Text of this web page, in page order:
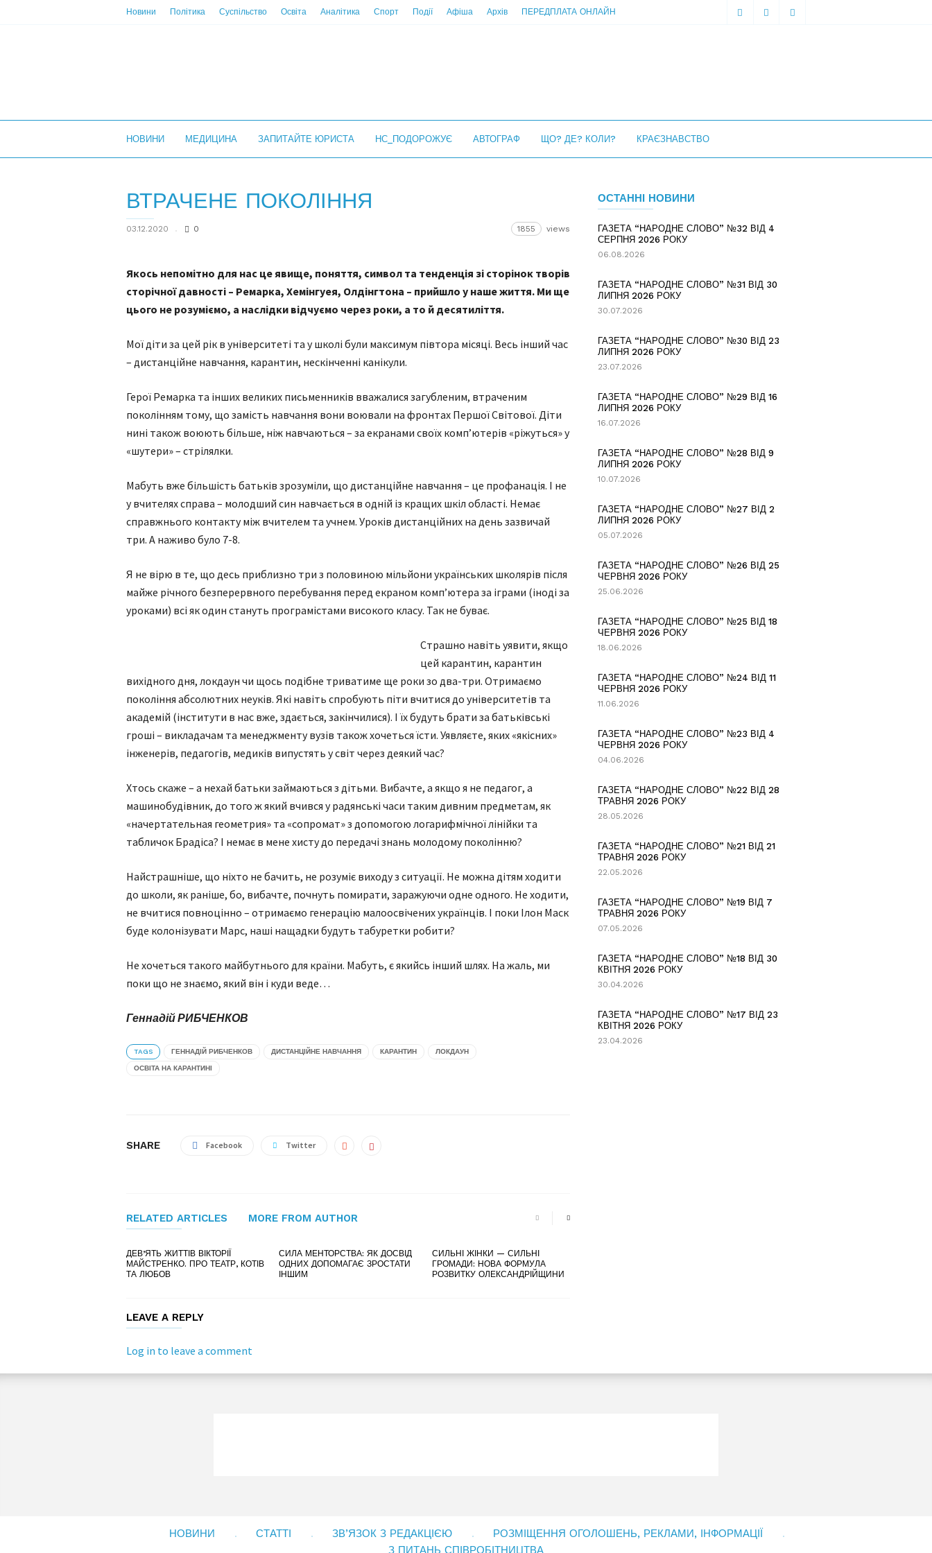
Новини Політика Суспільство Освіта Аналітика Спорт Події Афіша Архів ПЕРЕДПЛАТА ОНЛАЙН
НОВИНИ МЕДИЦИНА ЗАПИТАЙТЕ ЮРИСТА НС_ПОДОРОЖУЄ АВТОГРАФ ЩО? ДЕ? КОЛИ? КРАЄЗНАВСТВО
ВТРАЧЕНЕ ПОКОЛІННЯ
03.12.2020 0 1855 views
Якось непомітно для нас це явище, поняття, символ та тенденція зі сторінок творів
сторічної давності – Ремарка, Хемінгуея, Олдінгтона – прийшло у наше життя. Ми ще
цього не розуміємо, а наслідки відчуємо через роки, а то й десятиліття.
Мої діти за цей рік в університеті та у школі були максимум півтора місяці. Весь інший час
– дистанційне навчання, карантин, нескінченні канікули.
Герої Ремарка та інших великих письменників вважалися загубленим, втраченим
поколінням тому, що замість навчання вони воювали на фронтах Першої Світової. Діти
нині також воюють більше, ніж навчаються – за екранами своїх комп’ютерів «ріжуться» у
«шутери» – стрілялки.
Мабуть вже більшість батьків зрозуміли, що дистанційне навчання – це профанація. І не
у вчителях справа – молодший син навчається в одній із кращих шкіл області. Немає
справжнього контакту між вчителем та учнем. Уроків дистанційних на день зазвичай
три. А наживо було 7-8.
Я не вірю в те, що десь приблизно три з половиною мільйони українських школярів після
майже річного безперервного перебування перед екраном комп’ютера за іграми (іноді за
уроками) всі як один стануть програмістами високого класу. Так не буває.
Страшно навіть уявити, якщо
цей карантин, карантин
вихідного дня, локдаун чи щось подібне триватиме ще роки зо два-три. Отримаємо
покоління абсолютних неуків. Які навіть спробують піти вчитися до університетів та
академій (інститути в нас вже, здається, закінчилися). І їх будуть брати за батьківські
гроші – викладачам та менеджменту вузів також хочеться їсти. Уявляєте, яких «якісних»
інженерів, педагогів, медиків випустять у світ через деякий час?
Хтось скаже – а нехай батьки займаються з дітьми. Вибачте, а якщо я не педагог, а
машинобудівник, до того ж який вчився у радянські часи таким дивним предметам, як
«начертательная геометрия» та «сопромат» з допомогою логарифмічної лінійки та
табличок Брадіса? І немає в мене хисту до передачі знань молодому поколінню?
Найстрашніше, що ніхто не бачить, не розуміє виходу з ситуації. Не можна дітям ходити
до школи, як раніше, бо, вибачте, почнуть помирати, заражуючи одне одного. Не ходити,
не вчитися повноцінно – отримаємо генерацію малоосвічених українців. І поки Ілон Маск
буде колонізувати Марс, наші нащадки будуть табуретки робити?
Не хочеться такого майбутнього для країни. Мабуть, є якийсь інший шлях. На жаль, ми
поки що не знаємо, який він і куди веде…
Геннадій РИБЧЕНКОВ
TAGS ГЕННАДІЙ РИБЧЕНКОВ ДИСТАНЦІЙНЕ НАВЧАННЯ КАРАНТИН ЛОКДАУН
ОСВІТА НА КАРАНТИНІ
SHARE Facebook Twitter
RELATED ARTICLES MORE FROM AUTHOR
ДЕВ’ЯТЬ ЖИТТІВ ВІКТОРІЇ
МАЙСТРЕНКО. ПРО ТЕАТР, КОТІВ
ТА ЛЮБОВ
СИЛА МЕНТОРСТВА: ЯК ДОСВІД
ОДНИХ ДОПОМАГАЄ ЗРОСТАТИ
ІНШИМ
СИЛЬНІ ЖІНКИ — СИЛЬНІ
ГРОМАДИ: НОВА ФОРМУЛА
РОЗВИТКУ ОЛЕКСАНДРІЙЩИНИ
LEAVE A REPLY
Log in to leave a comment
ОСТАННІ НОВИНИ
ГАЗЕТА “НАРОДНЕ СЛОВО” №32 ВІД 4
СЕРПНЯ 2026 РОКУ
06.08.2026
ГАЗЕТА “НАРОДНЕ СЛОВО” №31 ВІД 30
ЛИПНЯ 2026 РОКУ
30.07.2026
ГАЗЕТА “НАРОДНЕ СЛОВО” №30 ВІД 23
ЛИПНЯ 2026 РОКУ
23.07.2026
ГАЗЕТА “НАРОДНЕ СЛОВО” №29 ВІД 16
ЛИПНЯ 2026 РОКУ
16.07.2026
ГАЗЕТА “НАРОДНЕ СЛОВО” №28 ВІД 9
ЛИПНЯ 2026 РОКУ
10.07.2026
ГАЗЕТА “НАРОДНЕ СЛОВО” №27 ВІД 2
ЛИПНЯ 2026 РОКУ
05.07.2026
ГАЗЕТА “НАРОДНЕ СЛОВО” №26 ВІД 25
ЧЕРВНЯ 2026 РОКУ
25.06.2026
ГАЗЕТА “НАРОДНЕ СЛОВО” №25 ВІД 18
ЧЕРВНЯ 2026 РОКУ
18.06.2026
ГАЗЕТА “НАРОДНЕ СЛОВО” №24 ВІД 11
ЧЕРВНЯ 2026 РОКУ
11.06.2026
ГАЗЕТА “НАРОДНЕ СЛОВО” №23 ВІД 4
ЧЕРВНЯ 2026 РОКУ
04.06.2026
ГАЗЕТА “НАРОДНЕ СЛОВО” №22 ВІД 28
ТРАВНЯ 2026 РОКУ
28.05.2026
ГАЗЕТА “НАРОДНЕ СЛОВО” №21 ВІД 21
ТРАВНЯ 2026 РОКУ
22.05.2026
ГАЗЕТА “НАРОДНЕ СЛОВО” №19 ВІД 7
ТРАВНЯ 2026 РОКУ
07.05.2026
ГАЗЕТА “НАРОДНЕ СЛОВО” №18 ВІД 30
КВІТНЯ 2026 РОКУ
30.04.2026
ГАЗЕТА “НАРОДНЕ СЛОВО” №17 ВІД 23
КВІТНЯ 2026 РОКУ
23.04.2026
НОВИНИ СТАТТІ ЗВ’ЯЗОК З РЕДАКЦІЄЮ
РОЗМІЩЕННЯ ОГОЛОШЕНЬ, РЕКЛАМИ, ІНФОРМАЦІЇ
З ПИТАНЬ СПІВРОБІТНИЦТВА